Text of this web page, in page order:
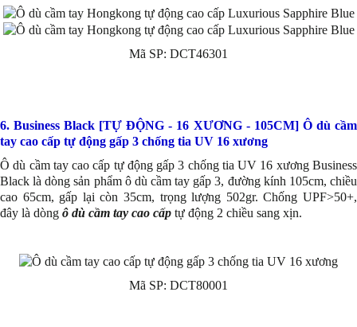
Mã SP: DCT46301
6. Business Black [TỰ ĐỘNG - 16 XƯƠNG - 105CM] Ô dù cầm
tay cao cấp tự động gấp 3 chống tia UV 16 xương
Ô dù cầm tay cao cấp tự động gấp 3 chống tia UV 16 xương Business
Black là dòng sản phẩm ô dù cầm tay gấp 3, đường kính 105cm, chiều
cao 65cm, gấp lại còn 35cm, trọng lượng 502gr. Chống UPF>50+,
đây là dòng ô dù cầm tay cao cấp tự động 2 chiều sang xịn.
Mã SP: DCT80001